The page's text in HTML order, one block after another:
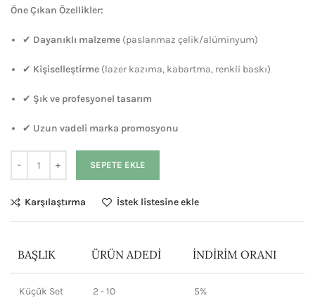
Öne Çıkan Özellikler:
✔ Dayanıklı malzeme (paslanmaz çelik/alüminyum)
✔ Kişiselleştirme (lazer kazıma, kabartma, renkli baskı)
✔ Şık ve profesyonel tasarım
✔ Uzun vadeli marka promosyonu
SEPETE EKLE
Karşılaştırma İstek listesine ekle
BAŞLIK ÜRÜN ADEDI İNDIRIM ORANI
Küçük Set 2 - 10 5%